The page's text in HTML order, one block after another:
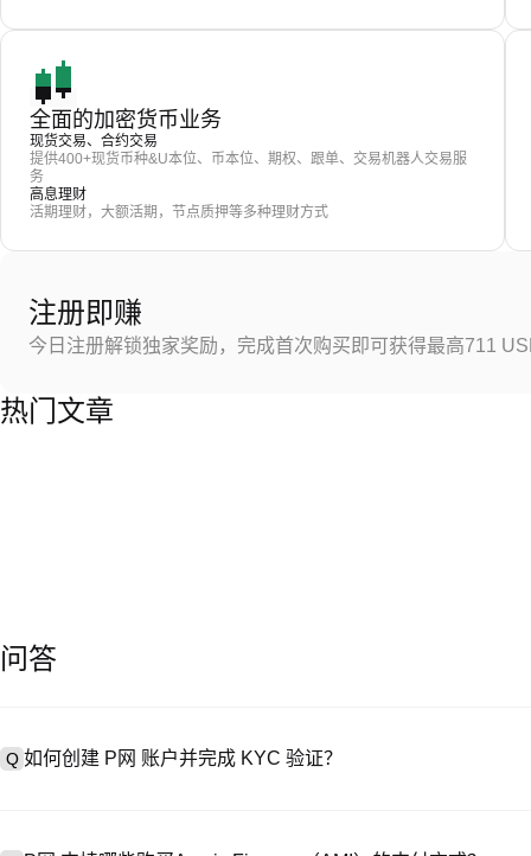
全面的加密货币业务
现货交易、合约交易
提供400+现货币种&U本位、币本位、期权、跟单、交易机器人交易服
务
高息理财
活期理财，大额活期，节点质押等多种理财方式
注册即赚
今日注册解锁独家奖励，完成首次购买即可获得最高711
热门文章
问答
Q 如何创建 P网 账户并完成 KYC 验证？